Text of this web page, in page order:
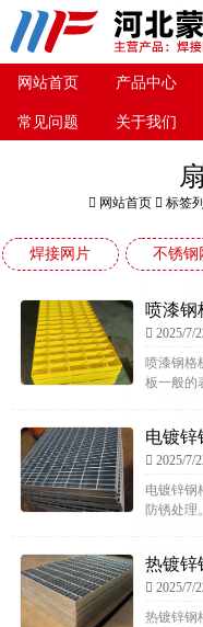
网站首页 产品中心
常见问题 关于我们
网站首页 标签
焊接网片 不锈钢
喷漆钢
2025/7/
喷漆钢格
板一般的
电镀锌
2025/7/
电镀锌钢
防锈处理
热镀锌
2025/7/
热镀锌钢